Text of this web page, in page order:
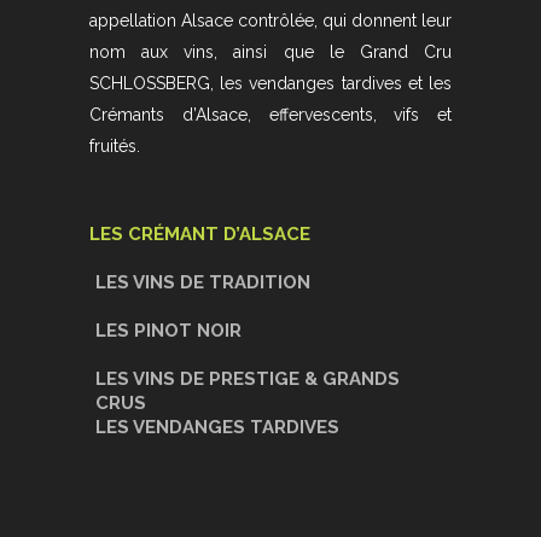
appellation Alsace contrôlée, qui donnent leur
nom aux vins, ainsi que le Grand Cru
SCHLOSSBERG, les vendanges tardives et les
Crémants d’Alsace, effervescents, vifs et
fruités.
LES CRÉMANT D’ALSACE
LES VINS DE TRADITION
LES PINOT NOIR
LES VINS DE PRESTIGE & GRANDS
CRUS
LES VENDANGES TARDIVES